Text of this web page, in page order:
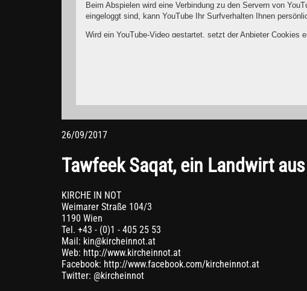
Beim Abspielen wird eine Verbindung zu den Servern von
eingeloggt sind, kann YouTube Ihr Surfverhalten Ihnen
Wird ein YouTube-Video gestartet, setzt der Anbieter Cookies
Wer das Speichern von Cookies für das Google-Ads-
YouTube legt aber auch in anderen Cookies nicht-
Weitere Informationen zum Datenschutz bei „YouTube“
26/09/2017
Tawfeek Saqat, ein Landwirt
KIRCHE IN NOT
Weimarer Straße 104/3
1190 Wien
Tel. +43 - (0)1 - 405 25 53
Mail: kin@kircheinnot.at
Web: http://www.kircheinnot.at
Facebook: http://www.facebook.com/kircheinnot.at
Twitter: @kircheinnot